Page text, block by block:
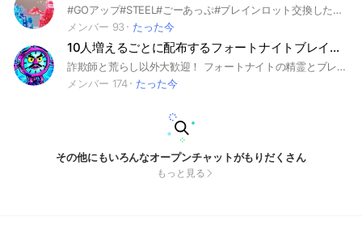
#GOアップ#STEEL#ごーあっぷ#ブレインロット交換したり情報共有したりしよう！#ブレインロット#フォートナイト#フォトナ#おすすめ#詐欺なし#配布#
メンバー 93
たった今
10人増えるごとに配布するフォートナイトブレインロット交換場！
詐欺師と荒らし以外大歓迎！ フォートナイトの精霊とブレインロットの交換掲示板です！ みんなでわいわい楽しめるオプを目指します！ 配布もたくさんするので入ってくれると嬉しいです！ #ブレロ#ブレインロット#スティール#GOアップ#ファイト#フォートナイトブレインロット#ブレインロットファイト
メンバー 174
たった今
その他にもいろんなオープンチャットがもりだくさん
もっと見る